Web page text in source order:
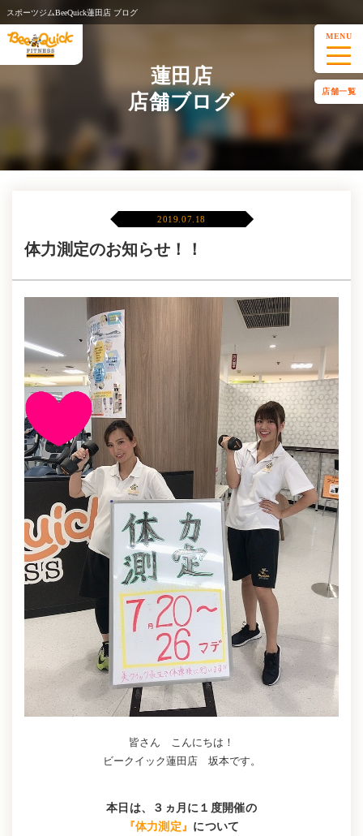
スポーツジムBeeQuick蓮田店 ブログ
MENU
店舗一覧
蓮田店
店舗ブログ
2019.07.18
体力測定のお知らせ！！
皆さん こんにちは！
ビークイック蓮田店 坂本です。
本日は、３ヵ月に１度開催の
『体力測定』 について